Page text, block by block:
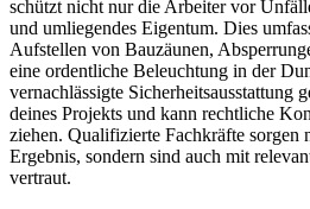
schützt nicht nur die Arbeiter vor
und umliegendes Eigentum. Dies
Aufstellen von Bauzäunen,
eine ordentliche Beleuchtung in der
vernachlässigte Sicherheitsausstattung
deines Projekts und kann rechtliche
ziehen. Qualifizierte Fachkräfte sorgen
Ergebnis, sondern sind auch mit
vertraut.